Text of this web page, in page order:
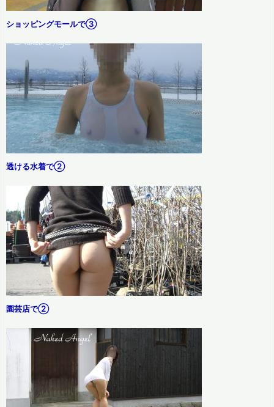
ショッピングモールで③
透ける水着で②
園芸店で②